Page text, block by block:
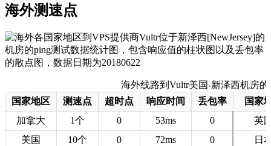
海外测速点
海外线路到Vultr美国-新泽西机房的
国家地区
测速点 超时点 响应时间 丢包率
国家
加拿大
1个 0 53ms 0
英
美国
10个 0 72ms 0
日